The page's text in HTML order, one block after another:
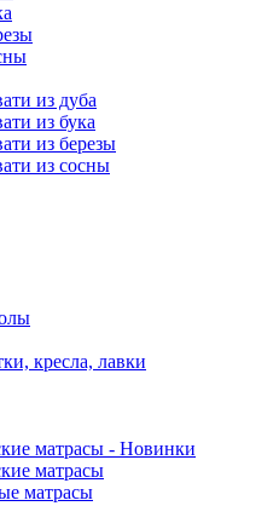
из дуба
из бука
из березы
из сосны
кресла, лавки
матрасы - Новинки
матрасы
матрасы